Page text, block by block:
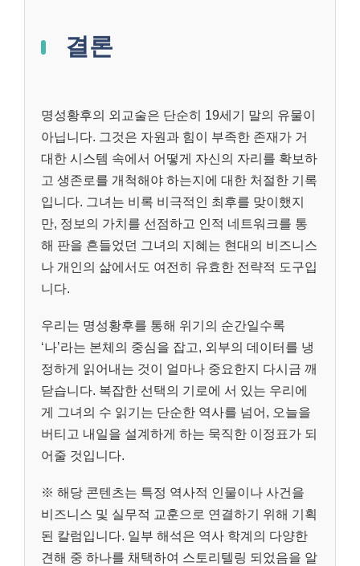
결론
명성황후의 외교술은 단순히 19세기 말의 유물이
아닙니다. 그것은 자원과 힘이 부족한 존재가 거
대한 시스템 속에서 어떻게 자신의 자리를 확보하
고 생존로를 개척해야 하는지에 대한 처절한 기록
입니다. 그녀는 비록 비극적인 최후를 맞이했지
만, 정보의 가치를 선점하고 인적 네트워크를 통
해 판을 흔들었던 그녀의 지혜는 현대의 비즈니스
나 개인의 삶에서도 여전히 유효한 전략적 도구입
니다.
우리는 명성황후를 통해 위기의 순간일수록
‘나’라는 본체의 중심을 잡고, 외부의 데이터를 냉
정하게 읽어내는 것이 얼마나 중요한지 다시금 깨
닫습니다. 복잡한 선택의 기로에 서 있는 우리에
게 그녀의 수 읽기는 단순한 역사를 넘어, 오늘을
버티고 내일을 설계하게 하는 묵직한 이정표가 되
어줄 것입니다.
※ 해당 콘텐츠는 특정 역사적 인물이나 사건을
비즈니스 및 실무적 교훈으로 연결하기 위해 기획
된 칼럼입니다. 일부 해석은 역사 학계의 다양한
견해 중 하나를 채택하여 스토리텔링 되었음을 알